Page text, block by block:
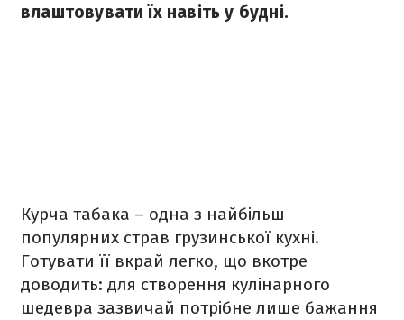
влаштовувати їх навіть у будні.
Курча табака – одна з найбільш
популярних страв грузинської кухні.
Готувати її вкрай легко, що вкотре
доводить: для створення кулінарного
шедевра зазвичай потрібне лише бажання